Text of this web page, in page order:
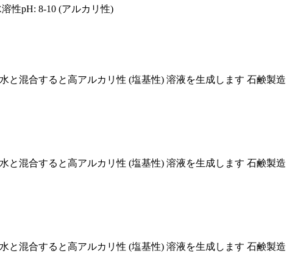
性pH: 8-10 (アルカリ性)
と混合すると高アルカリ性 (塩基性) 溶液を生成します 石鹸製造
と混合すると高アルカリ性 (塩基性) 溶液を生成します 石鹸製造
と混合すると高アルカリ性 (塩基性) 溶液を生成します 石鹸製造